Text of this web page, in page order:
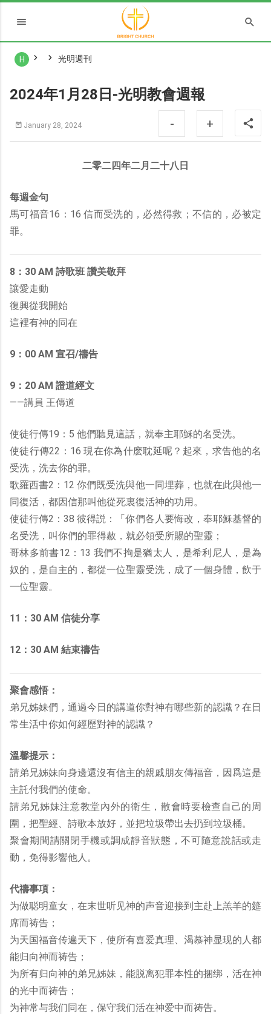
H 光明週刊
2024年1月28日-光明教會週報
January 28, 2024 - +
二零二四年二月二十八日
每週金句
馬可福音16：16 信而受洗的，必然得救；不信的，必被定
罪。
8：30 AM 詩歌班 讚美敬拜
讓愛走動
復興從我開始
這裡有神的同在
9：00 AM 宣召/禱告
9：20 AM 證道經文
——講員 王傳道
使徒行傳19：5 他們聽見這話，就奉主耶穌的名受洗。
使徒行傳22：16 現在你為什麽耽延呢？起來，求告他的名
受洗，洗去你的罪。
歌羅西書2：12 你們既受洗與他一同埋葬，也就在此與他一
同復活，都因信那叫他從死裏復活神的功用。
使徒行傳2：38 彼得説：「你們各人要悔改，奉耶穌基督的
名受洗，叫你們的罪得赦，就必領受所賜的聖靈；
哥林多前書12：13 我們不拘是猶太人，是希利尼人，是為
奴的，是自主的，都從一位聖靈受洗，成了一個身體，飲于
一位聖靈。
11：30 AM 信徒分享
12：30 AM 結束禱告
聚會感悟：
弟兄姊妹們，通過今日的講道你對神有哪些新的認識？在日
常生活中你如何經歷對神的認識？
溫馨提示：
請弟兄姊妹向身邊還沒有信主的親戚朋友傳福音，因爲這是
主託付我們的使命。
請弟兄姊妹注意教堂內外的衛生，散會時要檢查自己的周
圍，把聖經、詩歌本放好，並把垃圾帶出去扔到垃圾桶。
聚會期間請關閉手機或調成靜音狀態，不可隨意說話或走
動，免得影響他人。
代禱事項：
为做聪明童女，在末世听见神的声音迎接到主赴上羔羊的筵
席而祷告；
为天国福音传遍天下，使所有喜爱真理、渴慕神显现的人都
能归向神而祷告；
为所有归向神的弟兄姊妹，能脱离犯罪本性的捆绑，活在神
的光中而祷告；
为神常与我们同在，保守我们活在神爱中而祷告。